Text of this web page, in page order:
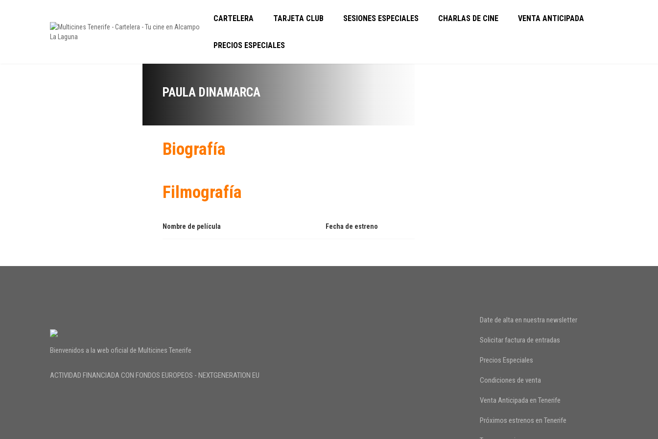
CARTELERA TARJETA CLUB SESIONES ESPECIALES CHARLAS DE CINE VENTA ANTICIPADA
PRECIOS ESPECIALES
PAULA DINAMARCA
Biografía
Filmografía
Nombre de película Fecha de estreno
Bienvenidos a la web oficial de Multicines Tenerife
ACTIVIDAD FINANCIADA CON FONDOS EUROPEOS - NEXTGENERATION EU
Date de alta en nuestra newsletter
Solicitar factura de entradas
Precios Especiales
Condiciones de venta
Venta Anticipada en Tenerife
Próximos estrenos en Tenerife